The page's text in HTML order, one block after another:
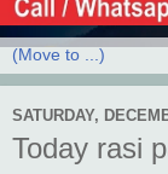
SATURDAY,
Today rasi